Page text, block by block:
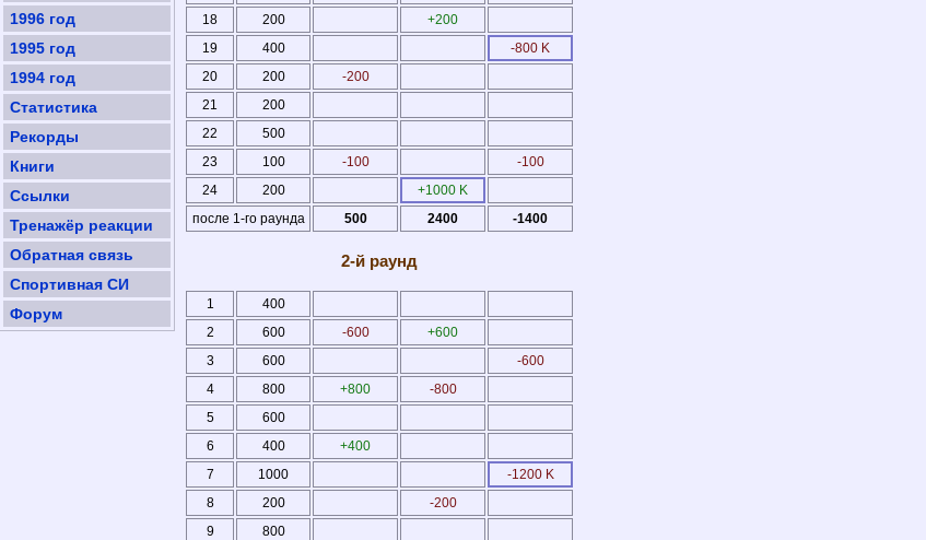
1996 год
1995 год
1994 год
Статистика
Рекорды
Книги
Ссылки
Тренажёр реакции
Обратная связь
Спортивная СИ
Форум
18
200
+200
19
400
-800 K
20
200
-200
21
200
22
500
23
100 -100
-100
24
200
+1000 K
после 1-го раунда
500 2400 -1400
2-й раунд
1
400
2
600 -600
+600
3
600
-600
4
800 +800
-800
5
600
6
400
+400
7
1000
-1200 K
8
200
-200
9
800